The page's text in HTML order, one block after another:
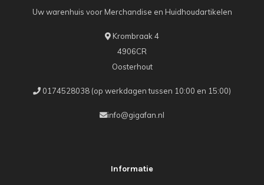
Uw warenhuis voor Merchandise en Huidhoudartikelen
Krombraak 4
4906CR
Oosterhout
0174528038 (op werkdagen tussen 10:00 en 15:00)
info@gigafan.nl
Informatie